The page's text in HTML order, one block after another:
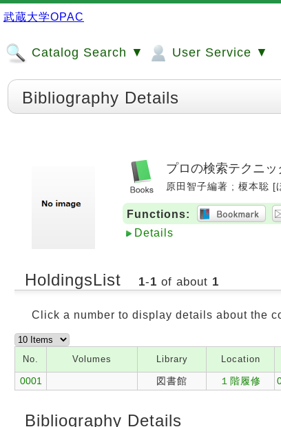
武蔵大学OPAC
Catalog Search ▼ User Service ▼
Bibliography Details
プロの検索テクニ
原田智子編著 ; 榎本聡
Functions:
Details
HoldingsList 1-1 of about 1
Click a number to display details about the
No. Volumes Library Location
0001 図書館 １階履修
Bibliography Details